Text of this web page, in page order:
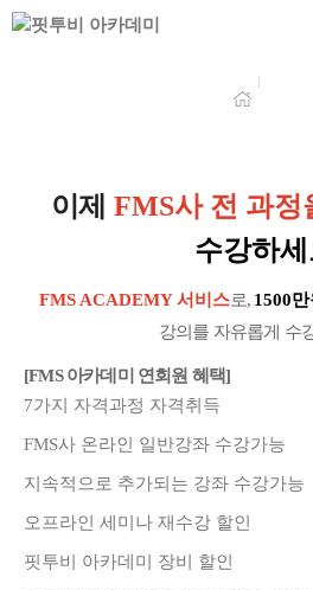
이제 FMS사 전 과정
수강하
FMS ACADEMY 서비스로, 1500
강의를 자유롭게 수
[FMS 아카데미 연회원 혜택]
7가지 자격과정 자격취득
FMS사 온라인 일반강좌 수강가능
지속적으로 추가되는 강좌 수강가능
오프라인 세미나 재수강 할인
핏투비 아카데미 장비 할인